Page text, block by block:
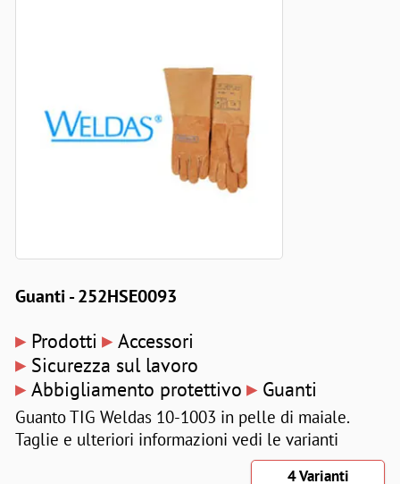
Guanti - 252HSE0093
▸ Prodotti ▸ Accessori
▸ Sicurezza sul lavoro
▸ Abbigliamento protettivo ▸ Guanti
Guanto TIG Weldas 10-1003 in pelle di maiale.
Taglie e ulteriori informazioni vedi le varianti
4 Varianti